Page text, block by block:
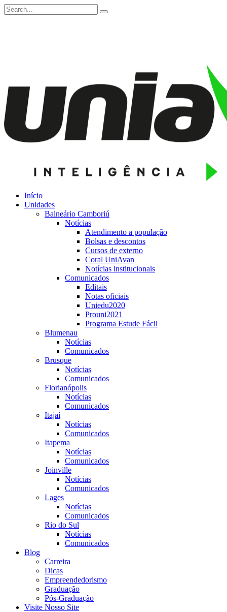
Início
Unidades
Balneário Camboriú
Notícias
Atendimento a população
Bolsas e descontos
Cursos de externo
Coral UniAvan
Notícias institucionais
Comunicados
Editais
Notas oficiais
Uniedu2020
Prouni2021
Programa Estude Fácil
Blumenau
Notícias
Comunicados
Brusque
Notícias
Comunicados
Florianópolis
Notícias
Comunicados
Itajaí
Notícias
Comunicados
Itapema
Notícias
Comunicados
Joinville
Notícias
Comunicados
Lages
Notícias
Comunicados
Rio do Sul
Notícias
Comunicados
Blog
Carreira
Dicas
Empreendedorismo
Graduação
Pós-Graduação
Visite Nosso Site